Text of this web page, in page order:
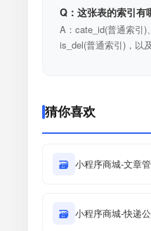
Q：这张表的索引有
A：cate_id(普通索引)
is_del(普通索引)，以
猜你喜欢
🗃 小程序商城-文章
🗃 小程序商城-快递